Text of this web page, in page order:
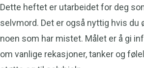
Dette heftet er utarbeidet for deg
selvmord. Det er også nyttig hvis du
noen som har mistet. Målet er å gi
om vanlige rekasjoner, tanker og